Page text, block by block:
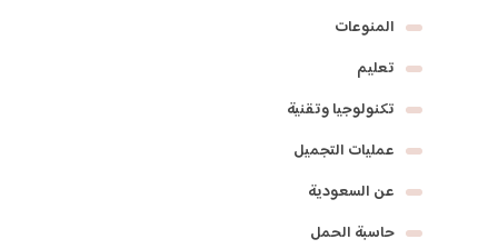
المنوعات
تعليم
تكنولوجيا وتقنية
عمليات التجميل
عن السعودية
حاسبة الحمل